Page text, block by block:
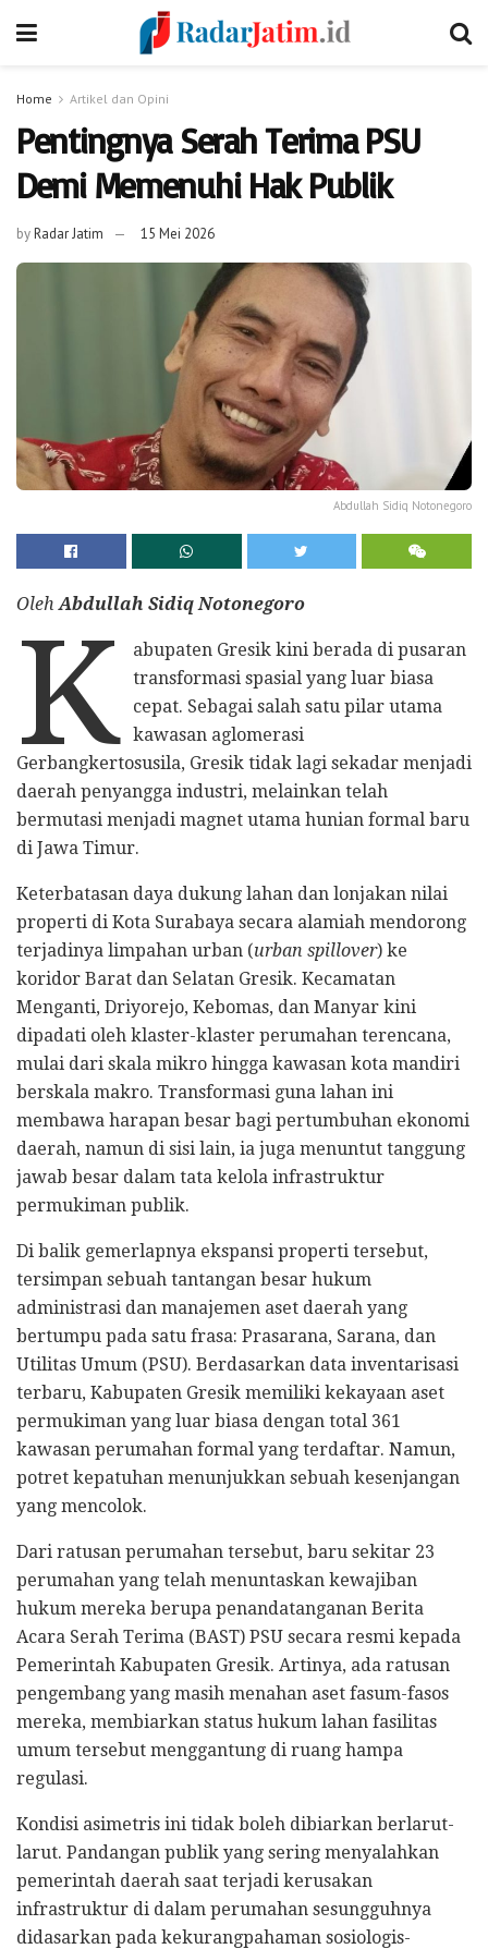
Home Artikel dan Opini
Pentingnya Serah Terima PSU
Demi Memenuhi Hak Publik
byRadar Jatim 15 Mei 2026
Abdullah Sidiq Notonegoro
Oleh Abdullah Sidiq Notonegoro
K
abupaten Gresik kini berada di pusaran
transformasi spasial yang luar biasa
cepat. Sebagai salah satu pilar utama
kawasan aglomerasi
Gerbangkertosusila, Gresik tidak lagi sekadar menjadi
daerah penyangga industri, melainkan telah
bermutasi menjadi magnet utama hunian formal baru
di Jawa Timur.
Keterbatasan daya dukung lahan dan lonjakan nilai
properti di Kota Surabaya secara alamiah mendorong
terjadinya limpahan urban (urban spillover) ke
koridor Barat dan Selatan Gresik. Kecamatan
Menganti, Driyorejo, Kebomas, dan Manyar kini
dipadati oleh klaster-klaster perumahan terencana,
mulai dari skala mikro hingga kawasan kota mandiri
berskala makro. Transformasi guna lahan ini
membawa harapan besar bagi pertumbuhan ekonomi
daerah, namun di sisi lain, ia juga menuntut tanggung
jawab besar dalam tata kelola infrastruktur
permukiman publik.
Di balik gemerlapnya ekspansi properti tersebut,
tersimpan sebuah tantangan besar hukum
administrasi dan manajemen aset daerah yang
bertumpu pada satu frasa: Prasarana, Sarana, dan
Utilitas Umum (PSU). Berdasarkan data inventarisasi
terbaru, Kabupaten Gresik memiliki kekayaan aset
permukiman yang luar biasa dengan total 361
kawasan perumahan formal yang terdaftar. Namun,
potret kepatuhan menunjukkan sebuah kesenjangan
yang mencolok.
Dari ratusan perumahan tersebut, baru sekitar 23
perumahan yang telah menuntaskan kewajiban
hukum mereka berupa penandatanganan Berita
Acara Serah Terima (BAST) PSU secara resmi kepada
Pemerintah Kabupaten Gresik. Artinya, ada ratusan
pengembang yang masih menahan aset fasum-fasos
mereka, membiarkan status hukum lahan fasilitas
umum tersebut menggantung di ruang hampa
regulasi.
Kondisi asimetris ini tidak boleh dibiarkan berlarut-
larut. Pandangan publik yang sering menyalahkan
pemerintah daerah saat terjadi kerusakan
infrastruktur di dalam perumahan sesungguhnya
didasarkan pada kekurangpahaman sosiologis-